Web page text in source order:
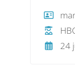
sport-
24